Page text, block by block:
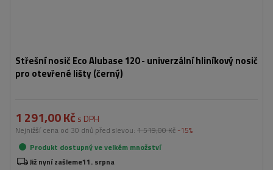
Střešní nosič Eco Alubase 120 - univerzální hliníkový nosič
pro otevřené lišty (černý)
1 291,00 Kč s DPH
Nejnižší cena od 30 dnů před slevou: 1 519,00 Kč -15%
Produkt dostupný ve velkém množství
Již nyní zašleme11. srpna